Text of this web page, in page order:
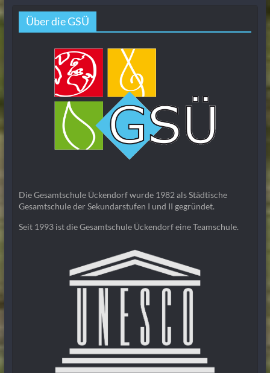
Über die GSÜ
Die Gesamtschule Ückendorf wurde 1982 als Städtische
Gesamtschule der Sekundarstufen I und II gegründet.
Seit 1993 ist die Gesamtschule Ückendorf eine Teamschule.